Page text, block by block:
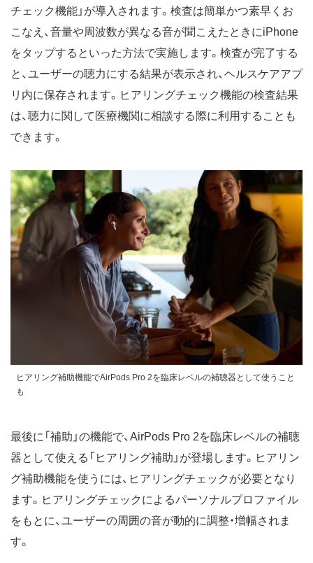
チェック機能」が導入されます。検査は簡単かつ素早くお
こなえ、音量や周波数が異なる音が聞こえたときにiPhone
をタップするといった方法で実施します。検査が完了する
と、ユーザーの聴力にする結果が表示され、ヘルスケアアプ
リ内に保存されます。ヒアリングチェック機能の検査結果
は、聴力に関して医療機関に相談する際に利用することも
できます。
ヒアリング補助機能でAirPods Pro 2を臨床レベルの補聴器として使うこと
も
最後に「補助」の機能で、AirPods Pro 2を臨床レベルの補聴
器として使える「ヒアリング補助」が登場します。ヒアリン
グ補助機能を使うには、ヒアリングチェックが必要となり
ます。ヒアリングチェックによるパーソナルプロファイル
をもとに、ユーザーの周囲の音が動的に調整・増幅されま
す。